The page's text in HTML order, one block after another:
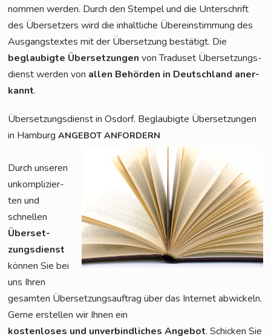
nom­men wer­den. Durch den Stem­pel und die Unter­schrift
des Über­set­zers wird die inhalt­li­che Über­ein­stim­mung des
Aus­gangs­tex­tes mit der Über­set­zung bestä­tigt. Die
beglau­big­te Über­set­zun­gen von Tra­du­set Über­set­zungs­
dienst wer­den von allen Behör­den in Deutsch­land aner­
kannt.
Über­set­zungs­dienst in Osdorf. Beglau­big­te Über­set­zun­gen
in Ham­burgANGEBOT ANFORDERN
Durch unse­ren
unkom­pli­zier­
ten und
schnel­len
Über­set­
zungs­dienst
kön­nen Sie bei
uns Ihren
gesam­ten Über­set­zungs­auf­trag über das Inter­net abwi­ckeln.
Ger­ne erstel­len wir Ihnen ein
kos­ten­lo­ses und unver­bind­li­ches Ange­bot. Schi­cken Sie